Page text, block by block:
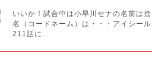
いいか！試合中は小早川セナの名前は
名（コードネーム）は・・・アイシー
211話に...